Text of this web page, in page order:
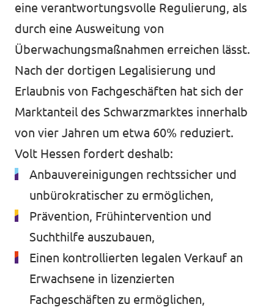
eine verantwortungsvolle Regulierung, als
durch eine Ausweitung von
Überwachungsmaßnahmen erreichen lässt.
Nach der dortigen Legalisierung und
Erlaubnis von Fachgeschäften hat sich der
Marktanteil des Schwarzmarktes innerhalb
von vier Jahren um etwa 60% reduziert.
Volt Hessen fordert deshalb:
Anbauvereinigungen rechtssicher und
unbürokratischer zu ermöglichen,
Prävention, Frühintervention und
Suchthilfe auszubauen,
Einen kontrollierten legalen Verkauf an
Erwachsene in lizenzierten
Fachgeschäften zu ermöglichen,